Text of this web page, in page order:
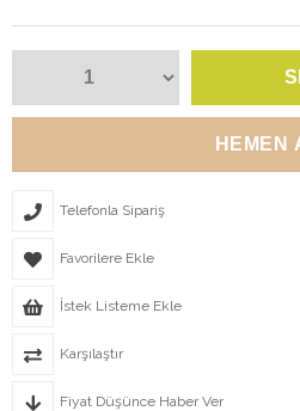
Telefonla Sipariş
Favorilere Ekle
İstek Listeme Ekle
Karşılaştır
Fiyat Düşünce Haber Ver